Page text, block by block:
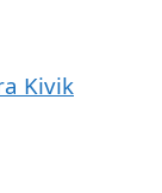
Kivik